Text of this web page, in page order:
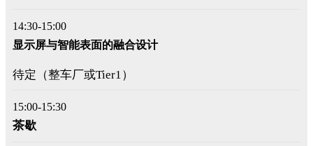
14:30-15:00
显示屏与智能表面的融合设计
待定（整车厂或Tier1）
15:00-15:30
茶歇